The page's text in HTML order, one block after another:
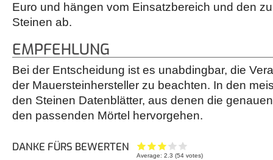
Euro und hängen vom Einsatzbereich und den
Steinen ab.
EMPFEHLUNG
Bei der Entscheidung ist es unabdingbar, die
der Mauersteinhersteller zu beachten. In den
den Steinen Datenblätter, aus denen die
den passenden Mörtel hervorgehen.
DANKE FÜRS BEWERTEN
Average:2.3 (54 votes)